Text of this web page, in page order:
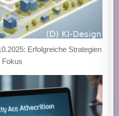
Erfolgreiche Strategien
Fokus